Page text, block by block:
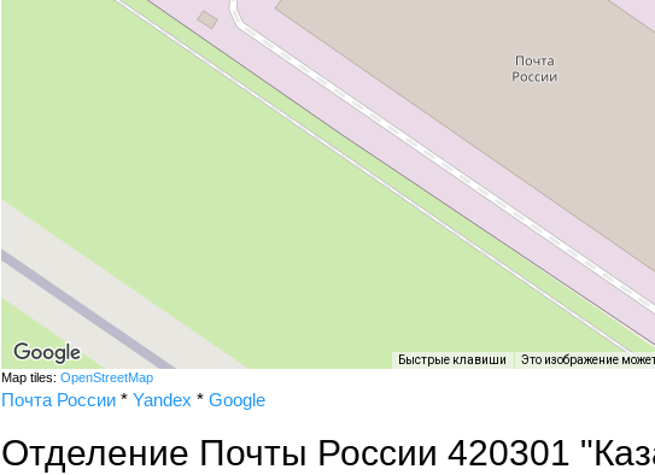
Быстрые клавиши Это изображение
Map tiles: OpenStreetMap
Почта России * Yandex * Google
Отделение Почты России 420301